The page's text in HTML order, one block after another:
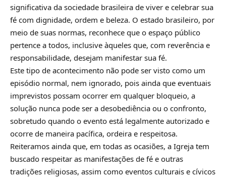
significativa da sociedade brasileira de viver e celebrar sua
fé com dignidade, ordem e beleza. O estado brasileiro, por
meio de suas normas, reconhece que o espaço público
pertence a todos, inclusive àqueles que, com reverência e
responsabilidade, desejam manifestar sua fé.
Este tipo de acontecimento não pode ser visto como um
episódio normal, nem ignorado, pois ainda que eventuais
imprevistos possam ocorrer em qualquer bloqueio, a
solução nunca pode ser a desobediência ou o confronto,
sobretudo quando o evento está legalmente autorizado e
ocorre de maneira pacífica, ordeira e respeitosa.
Reiteramos ainda que, em todas as ocasiões, a Igreja tem
buscado respeitar as manifestações de fé e outras
tradições religiosas, assim como eventos culturais e cívicos